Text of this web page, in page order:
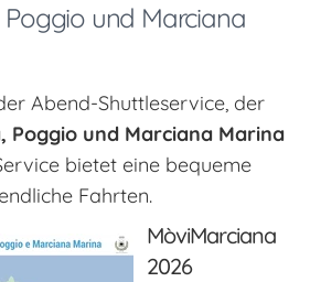
und Marciana
Abend-Shuttleservice, der
Poggio und Marciana Marina
bietet eine bequeme
Fahrten.
MòviMarciana
2026